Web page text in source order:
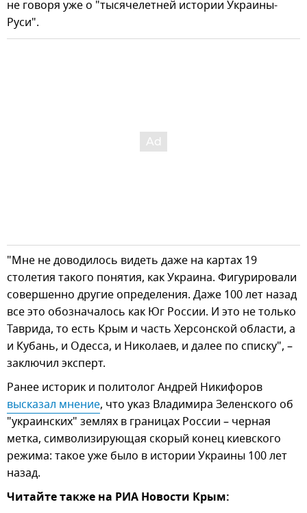
не говоря уже о "тысячелетней истории Украины-
Руси".
"Мне не доводилось видеть даже на картах 19
столетия такого понятия, как Украина. Фигурировали
совершенно другие определения. Даже 100 лет назад
все это обозначалось как Юг России. И это не только
Таврида, то есть Крым и часть Херсонской области, а
и Кубань, и Одесса, и Николаев, и далее по списку", –
заключил эксперт.
Ранее историк и политолог Андрей Никифоров
высказал мнение, что указ Владимира Зеленского об
"украинских" землях в границах России – черная
метка, символизирующая скорый конец киевского
режима: такое уже было в истории Украины 100 лет
назад.
Читайте также на РИА Новости Крым: